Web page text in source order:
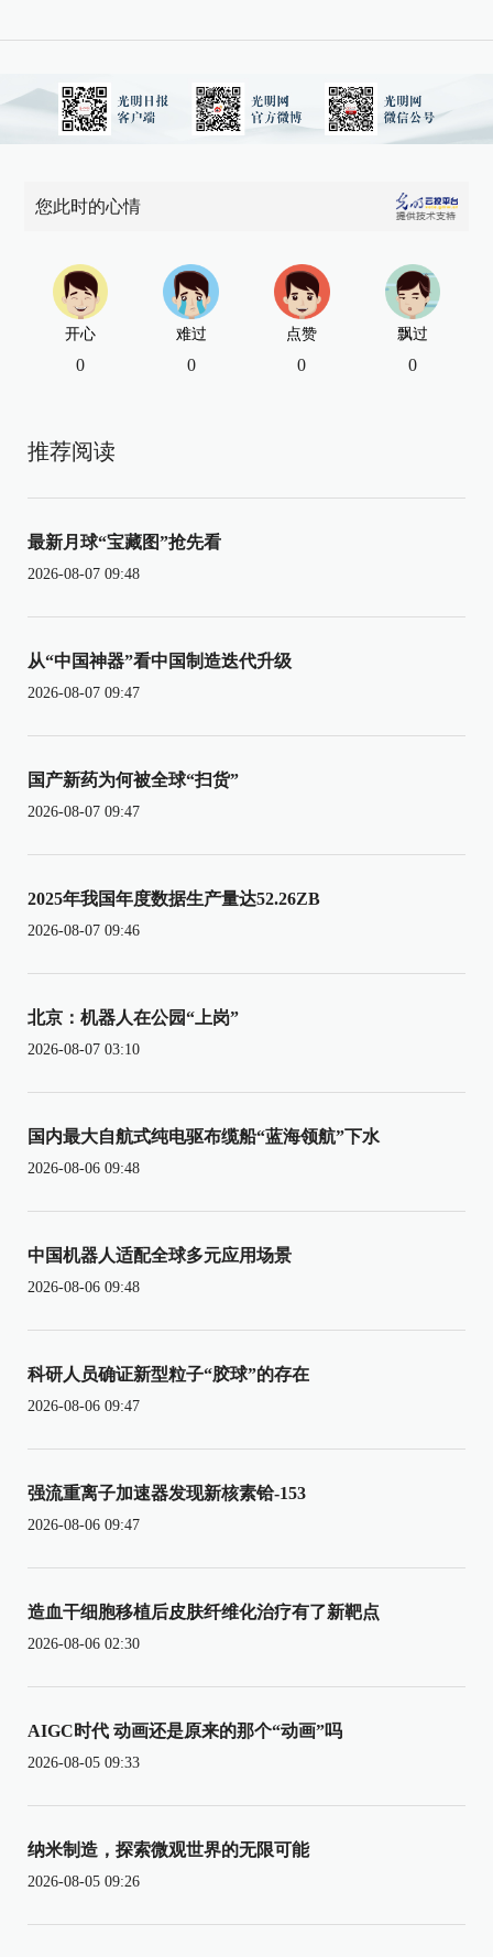
您此时的心情
开心
0
难过
0
点赞
0
飘过
0
推荐阅读
最新月球“宝藏图”抢先看
2026-08-07 09:48
从“中国神器”看中国制造迭代升级
2026-08-07 09:47
国产新药为何被全球“扫货”
2026-08-07 09:47
2025年我国年度数据生产量达52.26ZB
2026-08-07 09:46
北京：机器人在公园“上岗”
2026-08-07 03:10
国内最大自航式纯电驱布缆船“蓝海领航”下水
2026-08-06 09:48
中国机器人适配全球多元应用场景
2026-08-06 09:48
科研人员确证新型粒子“胶球”的存在
2026-08-06 09:47
强流重离子加速器发现新核素铪-153
2026-08-06 09:47
造血干细胞移植后皮肤纤维化治疗有了新靶点
2026-08-06 02:30
AIGC时代 动画还是原来的那个“动画”吗
2026-08-05 09:33
纳米制造，探索微观世界的无限可能
2026-08-05 09:26